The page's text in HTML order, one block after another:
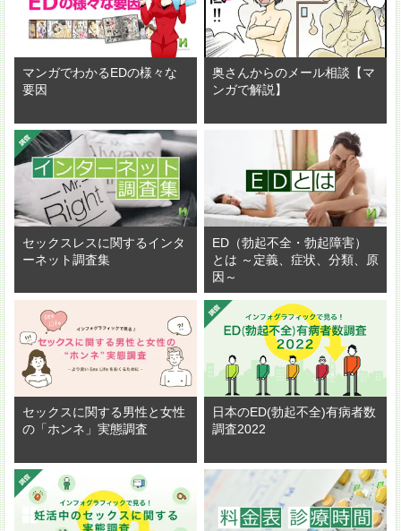
マンガでわかるEDの様々な
要因
奥さんからのメール相談【マ
ンガで解説】
セックスレスに関するインタ
ーネット調査集
ED（勃起不全・勃起障害）
とは ～定義、症状、分類、原
因～
セックスに関する男性と女性
の「ホンネ」実態調査
日本のED(勃起不全)有病者数
調査2022